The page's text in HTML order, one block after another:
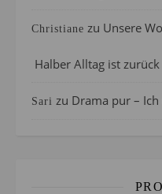
Christiane zu Unsere
Halber Alltag ist zurück
Sari zu Drama pur –